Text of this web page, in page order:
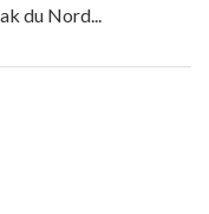
du Nord...